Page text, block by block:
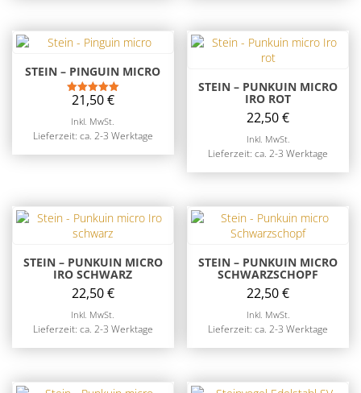
STEIN – PINGUIN MICRO
Bewertet mit
von 5
21,50€
Inkl. MwSt.
Lieferzeit: ca. 2-3 Werktage
STEIN – PUNKUIN MICRO
IRO ROT
22,50€
Inkl. MwSt.
Lieferzeit: ca. 2-3 Werktage
STEIN – PUNKUIN MICRO
IRO SCHWARZ
22,50€
Inkl. MwSt.
Lieferzeit: ca. 2-3 Werktage
STEIN – PUNKUIN MICRO
SCHWARZSCHOPF
22,50€
Inkl. MwSt.
Lieferzeit: ca. 2-3 Werktage